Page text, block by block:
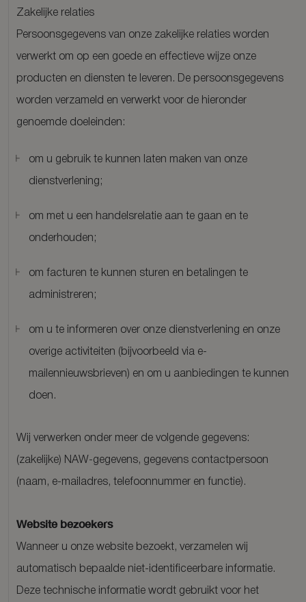
Zakelijke relaties
Persoonsgegevens van onze zakelijke relaties worden
verwerkt om op een goede en effectieve wijze onze
producten en diensten te leveren. De persoonsgegevens
worden verzameld en verwerkt voor de hieronder
genoemde doeleinden:
om u gebruik te kunnen laten maken van onze
dienstverlening;
om met u een handelsrelatie aan te gaan en te
onderhouden;
om facturen te kunnen sturen en betalingen te
administreren;
om u te informeren over onze dienstverlening en onze
overige activiteiten (bijvoorbeeld via e-
mailennieuwsbrieven) en om u aanbiedingen te kunnen
doen.
Wij verwerken onder meer de volgende gegevens:
(zakelijke) NAW-gegevens, gegevens contactpersoon
(naam, e-mailadres, telefoonnummer en functie).
Website bezoekers
Wanneer u onze website bezoekt, verzamelen wij
automatisch bepaalde niet-identificeerbare informatie.
Deze technische informatie wordt gebruikt voor het